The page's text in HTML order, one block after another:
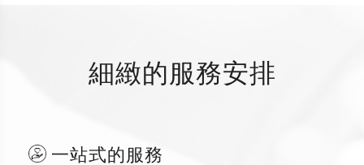
細緻的服務安排
一站式的服務